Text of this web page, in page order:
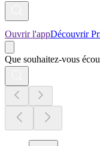
Ouvrir l'appDécouvrir
Que souhaitez-vous